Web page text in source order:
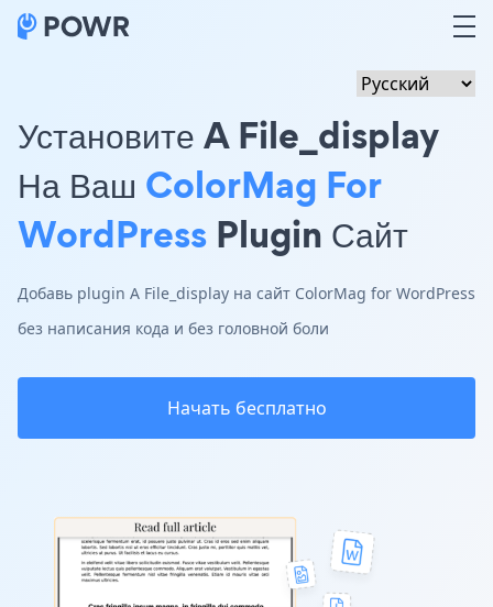
Установите A File_display
На Ваш ColorMag For
WordPress Plugin Сайт
Добавь plugin A File_display на сайт ColorMag for WordPress
без написания кода и без головной боли
Начать бесплатно